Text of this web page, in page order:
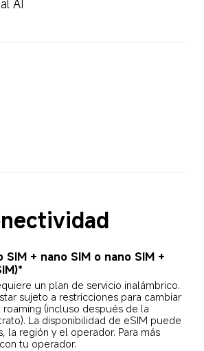
AI
SIM + nano SIM o nano SIM +
un plan de servicio inalámbrico.
sujeto a restricciones para cambiar
(incluso después de la
La disponibilidad de eSIM puede
la región y el operador. Para más
tu operador.